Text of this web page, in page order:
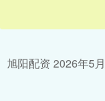
旭阳配资 2026年5